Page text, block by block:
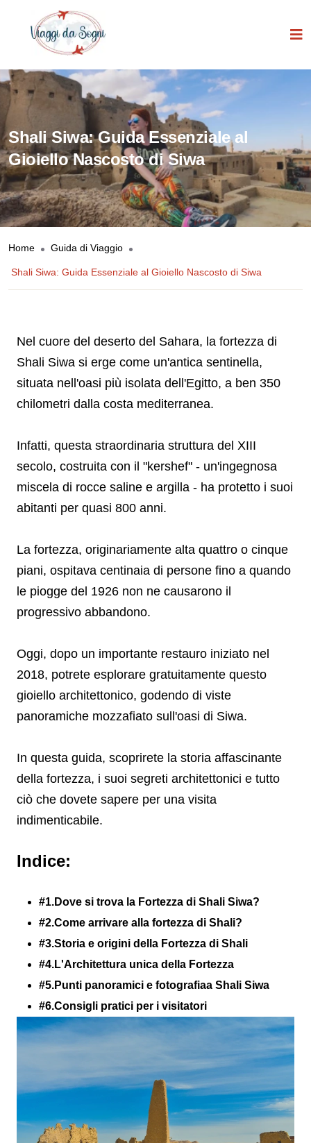
Shali Siwa: Guida Essenziale al
Gioiello Nascosto di Siwa
Home Guida di Viaggio
Shali Siwa: Guida Essenziale al Gioiello Nascosto di Siwa
Nel cuore del deserto del Sahara, la fortezza di
Shali Siwa si erge come un'antica sentinella,
situata nell'oasi più isolata dell'Egitto, a ben 350
chilometri dalla costa mediterranea.
Infatti, questa straordinaria struttura del XIII
secolo, costruita con il "kershef" - un'ingegnosa
miscela di rocce saline e argilla - ha protetto i suoi
abitanti per quasi 800 anni.
La fortezza, originariamente alta quattro o cinque
piani, ospitava centinaia di persone fino a quando
le piogge del 1926 non ne causarono il
progressivo abbandono.
Oggi, dopo un importante restauro iniziato nel
2018, potrete esplorare gratuitamente questo
gioiello architettonico, godendo di viste
panoramiche mozzafiato sull'oasi di Siwa.
In questa guida, scoprirete la storia affascinante
della fortezza, i suoi segreti architettonici e tutto
ciò che dovete sapere per una visita
indimenticabile.
Indice:
#1.Dove si trova la Fortezza di Shali Siwa?
#2.Come arrivare alla fortezza di Shali?
#3.Storia e origini della Fortezza di Shali
#4.L'Architettura unica della Fortezza
#5.Punti panoramici e fotografiaa Shali Siwa
#6.Consigli pratici per i visitatori